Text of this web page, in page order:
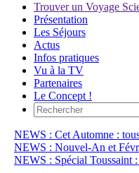
Trouver un Voyage
Présentation
Les Séjours
Actus
Infos pratiques
Vu à la TV
Partenaires
Le Concept !
NEWS : Cet Automne :
NEWS : Nouvel-An et
NEWS : Spécial Toussaint